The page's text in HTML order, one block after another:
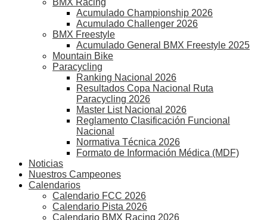
BMX Racing
Acumulado Championship 2026
Acumulado Challenger 2026
BMX Freestyle
Acumulado General BMX Freestyle 2025
Mountain Bike
Paracycling
Ranking Nacional 2026
Resultados Copa Nacional Ruta
Paracycling 2026
Master List Nacional 2026
Reglamento Clasificación Funcional
Nacional
Normativa Técnica 2026
Formato de Información Médica (MDF)
Noticias
Nuestros Campeones
Calendarios
Calendario FCC 2026
Calendario Pista 2026
Calendario BMX Racing 2026